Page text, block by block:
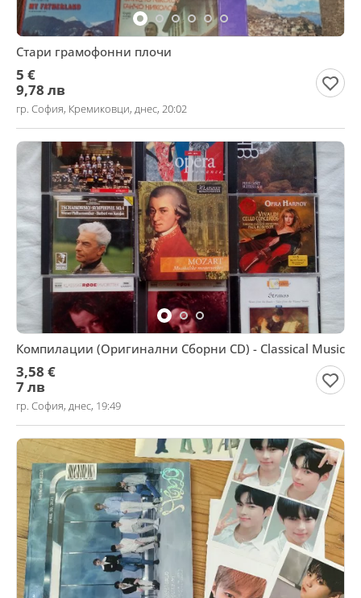
Стари грамофонни плочи
5 €
9,78 лв
гр. София, Кремиковци, днес, 20:02
Компилации (Оригинални Сборни CD) - Classical Music
3,58 €
7 лв
гр. София, днес, 19:49